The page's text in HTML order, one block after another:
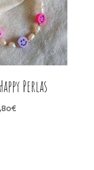
Perlas
€El